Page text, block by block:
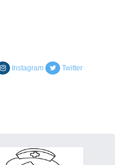
Instagram Twitter